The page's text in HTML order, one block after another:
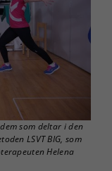
som deltar i den
LSVT BIG, som
Helena